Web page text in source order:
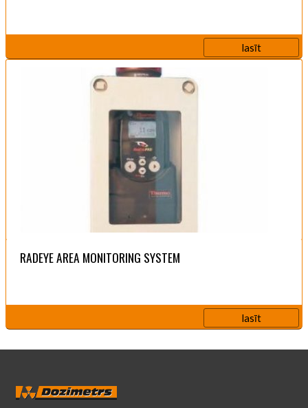
lasīt
RADEYE AREA MONITORING SYSTEM
lasīt